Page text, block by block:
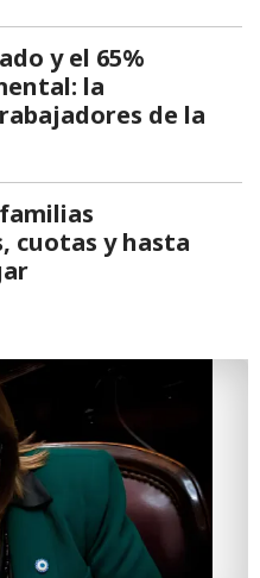
y el 65%
la
de la
cuotas y hasta